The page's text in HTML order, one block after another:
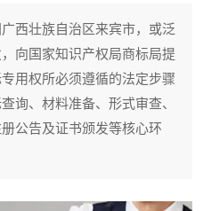
西壮族自治区来宾市，或泛
向国家知识产权局商标局提
用权所必须遵循的法定步骤
询、材料准备、形式审查、
公告及证书颁发等核心环